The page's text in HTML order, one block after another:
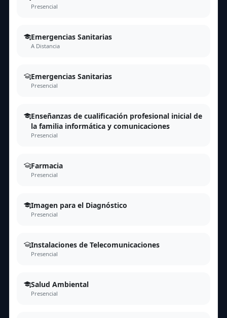
Presencial
Emergencias Sanitarias
A Distancia
Emergencias Sanitarias
Presencial
Enseñanzas de cualificación profesional inicial de
la familia informática y comunicaciones
Presencial
Farmacia
Presencial
Imagen para el Diagnóstico
Presencial
Instalaciones de Telecomunicaciones
Presencial
Salud Ambiental
Presencial